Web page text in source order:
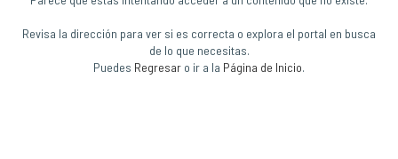
Revisa la dirección para ver si es correcta o explora el portal en busca
de lo que necesitas.
Puedes Regresar o ir a la Página de Inicio.